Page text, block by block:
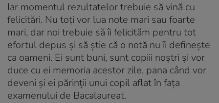
Iar momentul rezultatelor trebuie să vină cu
felicitări. Nu toți vor lua note mari sau foarte
mari, dar noi trebuie să îi felicităm pentru tot
efortul depus și să știe că o notă nu îi definește
ca oameni. Ei sunt buni, sunt copiii noștri și vor
duce cu ei memoria acestor zile, pana când vor
deveni și ei părinții unui copil aflat în fața
examenului de Bacalaureat.